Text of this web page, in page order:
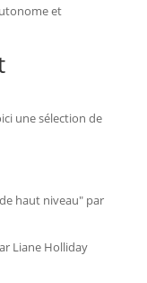
et
une sélection de
haut niveau" par
Liane Holliday